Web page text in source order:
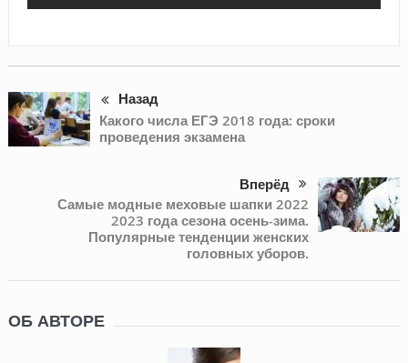
Назад
Какого числа ЕГЭ 2018 года: сроки
проведения экзамена
Вперёд
Самые модные меховые шапки 2022
2023 года сезона осень-зима.
Популярные тенденции женских
головных уборов.
ОБ АВТОРЕ